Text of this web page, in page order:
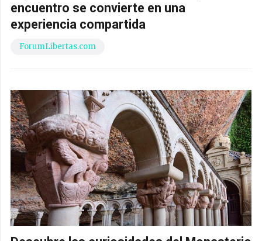
encuentro se convierte en una
experiencia compartida
ForumLibertas.com